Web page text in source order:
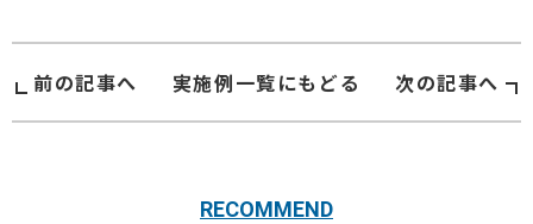
前の記事へ 実施例一覧にもどる 次の記事へ
RECOMMEND